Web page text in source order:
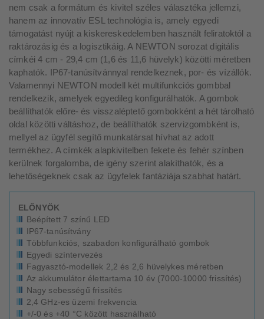
nem csak a formátum és kivitel széles választéka jellemzi,
hanem az innovatív ESL technológia is, amely egyedi
támogatást nyújt a kiskereskedelemben használt feliratoktól a
raktározásig és a logisztikáig. A NEWTON sorozat digitális
címkéi 4 cm - 29,4 cm (1,6 és 11,6 hüvelyk) közötti méretben
kaphatók. IP67-tanúsítvánnyal rendelkeznek, por- és vízállók.
Valamennyi NEWTON modell két multifunkciós gombbal
rendelkezik, amelyek egyedileg konfigurálhatók. A gombok
beállíthatók előre- és visszaléptető gombokként a hét tárolható
oldal közötti váltáshoz, de beállíthatók szervizgombként is,
mellyel az ügyfél segítő munkatársat hívhat az adott
termékhez. A címkék alapkivitelben fekete és fehér színben
kerülnek forgalomba, de igény szerint alakíthatók, és a
lehetőségeknek csak az ügyfelek fantáziája szabhat határt.
ELŐNYÖK
Beépített 7 színű LED
IP67-tanúsítvány
Többfunkciós, szabadon konfigurálható gombok
Egyedi színtervezés
Fagyasztó-modellek 2,2 és 2,6 hüvelykes méretben
Az akkumulátor élettartama 10 év (7000-10000 frissítés)
Nagy sebességű frissítés
2,4 GHz-es üzemi frekvencia
+/-0 és +40 °C között használható